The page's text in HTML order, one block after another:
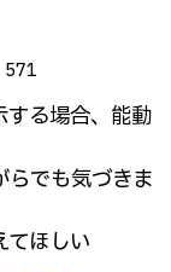
571
する場合、能動
らでも気づきま
てほしい